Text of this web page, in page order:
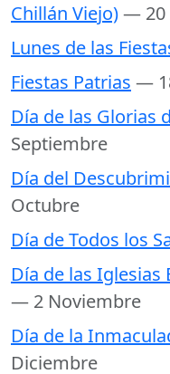
Chillán Viejo)— 20
Lunes de las
Fiestas Patrias —
Día de las Glorias
Septiembre
Día del
Octubre
Día de Todos los
Día de las Iglesias
— 2 Noviembre
Día de la
Diciembre